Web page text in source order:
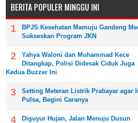
BERITA POPULER MINGGU INI
BPJS Kesehatan Mamuju Gandeng
Sukseskan Program JKN
Yahya Waloni dan Muhammad Kece
Ditangkap, Polisi Didesak Ciduk Juga
Kedua Buzzer Ini
Setting Meteran Listrik Prabayar agar
Pulsa, Begini Caranya
Diguyur Hujan, Jalan Menuju Dusun